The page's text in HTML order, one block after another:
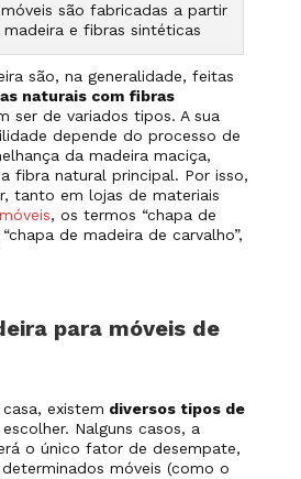
são fabricadas a partir
e fibras sintéticas
são, na generalidade, feitas
naturais com fibras
ser de variados tipos. A sua
depende do processo de
da madeira maciça,
fibra natural principal. Por isso,
tanto em lojas de materiais
, os termos “chapa de
de madeira de carvalho”,
para móveis de
existem diversos tipos de
Nalguns casos, a
o único fator de desempate,
móveis (como o